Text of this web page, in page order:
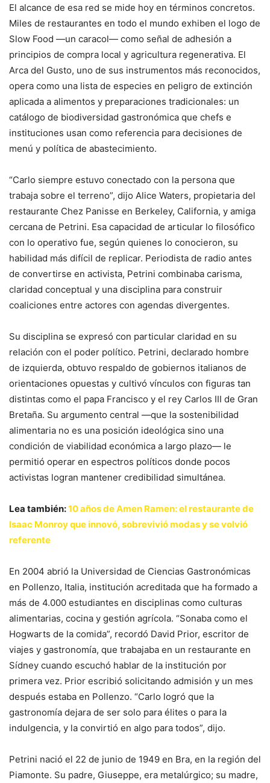
El alcance de esa red se mide hoy en términos concretos.
Miles de restaurantes en todo el mundo exhiben el logo de
Slow Food —un caracol— como señal de adhesión a
principios de compra local y agricultura regenerativa. El
Arca del Gusto, uno de sus instrumentos más reconocidos,
opera como una lista de especies en peligro de extinción
aplicada a alimentos y preparaciones tradicionales: un
catálogo de biodiversidad gastronómica que chefs e
instituciones usan como referencia para decisiones de
menú y política de abastecimiento.
“Carlo siempre estuvo conectado con la persona que
trabaja sobre el terreno”, dijo Alice Waters, propietaria del
restaurante Chez Panisse en Berkeley, California, y amiga
cercana de Petrini. Esa capacidad de articular lo filosófico
con lo operativo fue, según quienes lo conocieron, su
habilidad más difícil de replicar. Periodista de radio antes
de convertirse en activista, Petrini combinaba carisma,
claridad conceptual y una disciplina para construir
coaliciones entre actores con agendas divergentes.
Su disciplina se expresó con particular claridad en su
relación con el poder político. Petrini, declarado hombre
de izquierda, obtuvo respaldo de gobiernos italianos de
orientaciones opuestas y cultivó vínculos con figuras tan
distintas como el papa Francisco y el rey Carlos III de Gran
Bretaña. Su argumento central —que la sostenibilidad
alimentaria no es una posición ideológica sino una
condición de viabilidad económica a largo plazo— le
permitió operar en espectros políticos donde pocos
activistas logran mantener credibilidad simultánea.
Lea también:10 años de Amen Ramen: el restaurante de
Isaac Monroy que innovó, sobrevivió modas y se volvió
referente
En 2004 abrió la Universidad de Ciencias Gastronómicas
en Pollenzo, Italia, institución acreditada que ha formado a
más de 4.000 estudiantes en disciplinas como culturas
alimentarias, cocina y gestión agrícola. “Sonaba como el
Hogwarts de la comida”, recordó David Prior, escritor de
viajes y gastronomía, que trabajaba en un restaurante en
Sídney cuando escuchó hablar de la institución por
primera vez. Prior escribió solicitando admisión y un mes
después estaba en Pollenzo. “Carlo logró que la
gastronomía dejara de ser solo para élites o para la
indulgencia, y la convirtió en algo para todos”, dijo.
Petrini nació el 22 de junio de 1949 en Bra, en la región del
Piamonte. Su padre, Giuseppe, era metalúrgico; su madre,